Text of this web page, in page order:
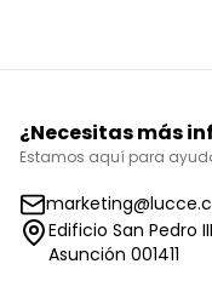
¿Necesitas más
Estamos aquí para
Edificio San Pedro
Asunción 001411